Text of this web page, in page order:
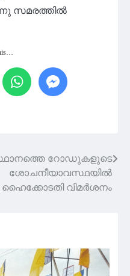
സമരത്തില്‍
റോഡുകളുടെ
ശോചനീയാവസ്ഥയിൽ
ഹൈക്കോടതി വിമർശനം